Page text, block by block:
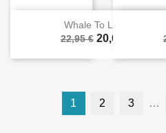
Whale To Look
22,95 € 20,66 €
1 2 3 …